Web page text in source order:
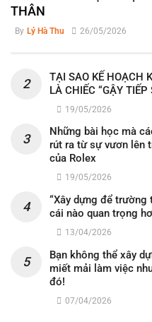
THÂN
By Lý Hà Thu 26/05/2026
TẠI SAO KẾ HOẠCH
LÀ CHIẾC “GẬY
19/05/2026
Những bài học mà
rút ra từ sự vươn lên
của Rolex
19/05/2026
“Xây dựng để trường
cái nào quan trọng
13/04/2026
Bạn không thể xây
miết mải làm việc
đó!
07/04/2026